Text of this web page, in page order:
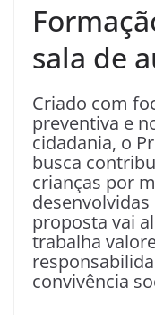
sala de
Criado com
preventiva e
cidadania, o
busca
crianças por
proposta vai
trabalha
convivência